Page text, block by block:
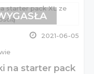
2021-06-05
na starter pack